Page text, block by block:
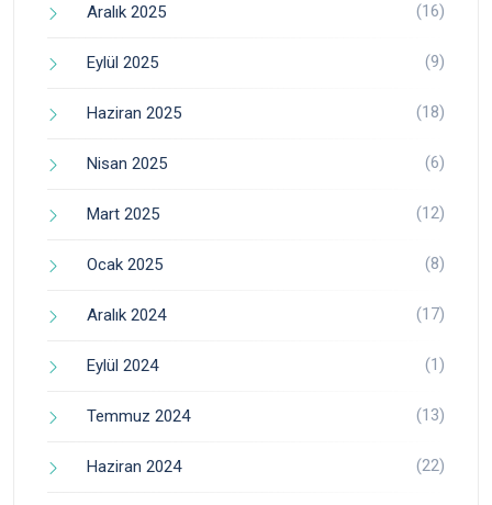
Aralık 2025 (16)
Eylül 2025 (9)
Haziran 2025 (18)
Nisan 2025 (6)
Mart 2025 (12)
Ocak 2025 (8)
Aralık 2024 (17)
Eylül 2024 (1)
Temmuz 2024 (13)
Haziran 2024 (22)